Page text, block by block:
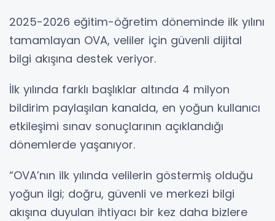
2025-2026 eğitim-öğretim döneminde ilk yılını
tamamlayan OVA, veliler için güvenli dijital
bilgi akışına destek veriyor.
İlk yılında farklı başlıklar altında 4 milyon
bildirim paylaşılan kanalda, en yoğun kullanıcı
etkileşimi sınav sonuçlarının açıklandığı
dönemlerde yaşanıyor.
“OVA’nın ilk yılında velilerin göstermiş olduğu
yoğun ilgi; doğru, güvenli ve merkezi bilgi
akışına duyulan ihtiyacı bir kez daha bizlere